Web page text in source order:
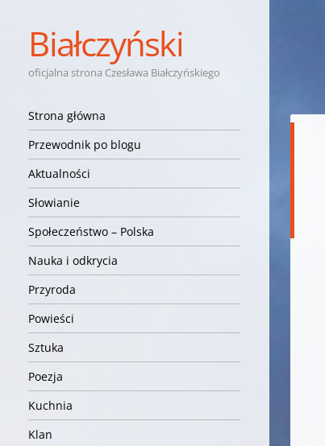
Białczyński
oficjalna strona Czesława Białczyńskiego
Nawigacja
Przejdź do treści
Strona główna
Przewodnik po blogu
Aktualności
Słowianie
Społeczeństwo – Polska
Nauka i odkrycia
Przyroda
Powieści
Sztuka
Poezja
Kuchnia
Klan